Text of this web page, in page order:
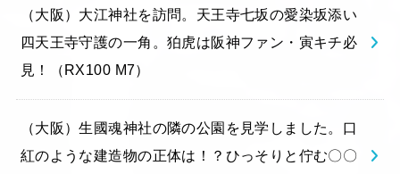
（大阪）大江神社を訪問。天王寺七坂の愛染坂添い
四天王寺守護の一角。狛虎は阪神ファン・寅キチ必
見！（RX100 M7）
（大阪）生國魂神社の隣の公園を見学しました。口
紅のような建造物の正体は！？ひっそりと佇む〇〇